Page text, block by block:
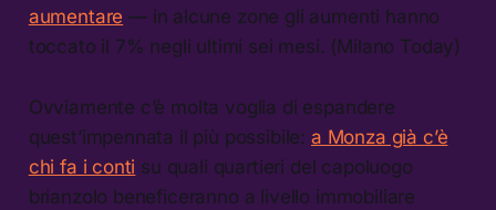
aumentare — in alcune zone gli aumenti hanno
toccato il 7% negli ultimi sei mesi. (Milano Today)
Ovviamente c’è molta voglia di espandere
quest’impennata il più possibile: a Monza già c’è
chi fa i conti su quali quartieri del capoluogo
brianzolo beneficeranno a livello immobiliare